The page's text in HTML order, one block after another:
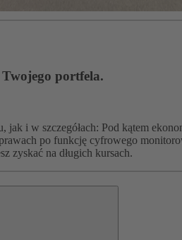
portfela.
i w szczegółach: Pod kątem
po funkcję cyfrowego
zyskać na długich kursach.